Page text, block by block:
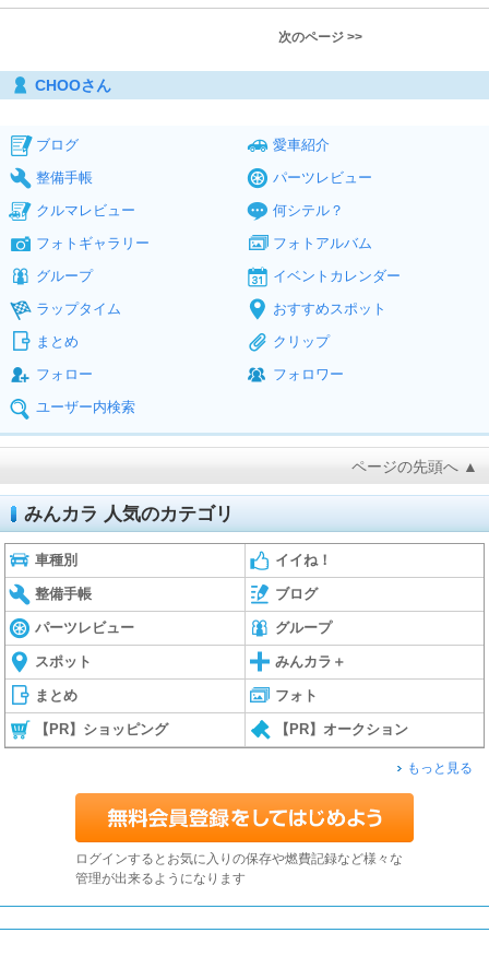
次のページ >>
CHOOさん
ブログ
愛車紹介
整備手帳
パーツレビュー
クルマレビュー
何シテル？
フォトギャラリー
フォトアルバム
グループ
イベントカレンダー
ラップタイム
おすすめスポット
まとめ
クリップ
フォロー
フォロワー
ユーザー内検索
ページの先頭へ ▲
みんカラ 人気のカテゴリ
車種別 イイね！
整備手帳 ブログ
パーツレビュー グループ
スポット みんカラ＋
まとめ フォト
【PR】ショッピング 【PR】オークション
もっと見る
ログインするとお気に入りの保存や燃費記録など様々な
管理が出来るようになります